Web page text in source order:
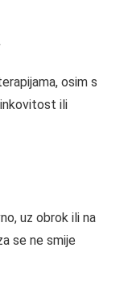
osim s
ili
uz obrok ili na
se ne smije